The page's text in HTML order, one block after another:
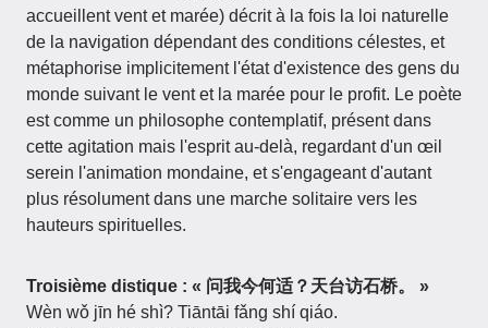
accueillent vent et marée) décrit à la fois la loi naturelle
de la navigation dépendant des conditions célestes, et
métaphorise implicitement l'état d'existence des gens du
monde suivant le vent et la marée pour le profit. Le poète
est comme un philosophe contemplatif, présent dans
cette agitation mais l'esprit au-delà, regardant d'un œil
serein l'animation mondaine, et s'engageant d'autant
plus résolument dans une marche solitaire vers les
hauteurs spirituelles.
Troisième distique : « 问我今何适？天台访石桥。 »
Wèn wǒ jīn hé shì? Tiāntāi fǎng shí qiáo.